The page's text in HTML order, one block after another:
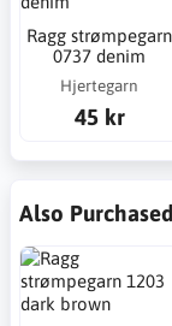
Ragg strømpegarn
0737 denim
Hjertegarn
45 kr
Also